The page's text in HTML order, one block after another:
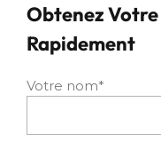
Obtenez Votre
Rapidement
Votre nom*